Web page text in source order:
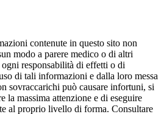
contenute in questo sito non
modo a parere medico o di altri
responsabilità di effetti o di
di tali informazioni e dalla loro messa
sovraccarichi può causare infortuni, si
la massima attenzione e di eseguire
al proprio livello di forma. Consultare